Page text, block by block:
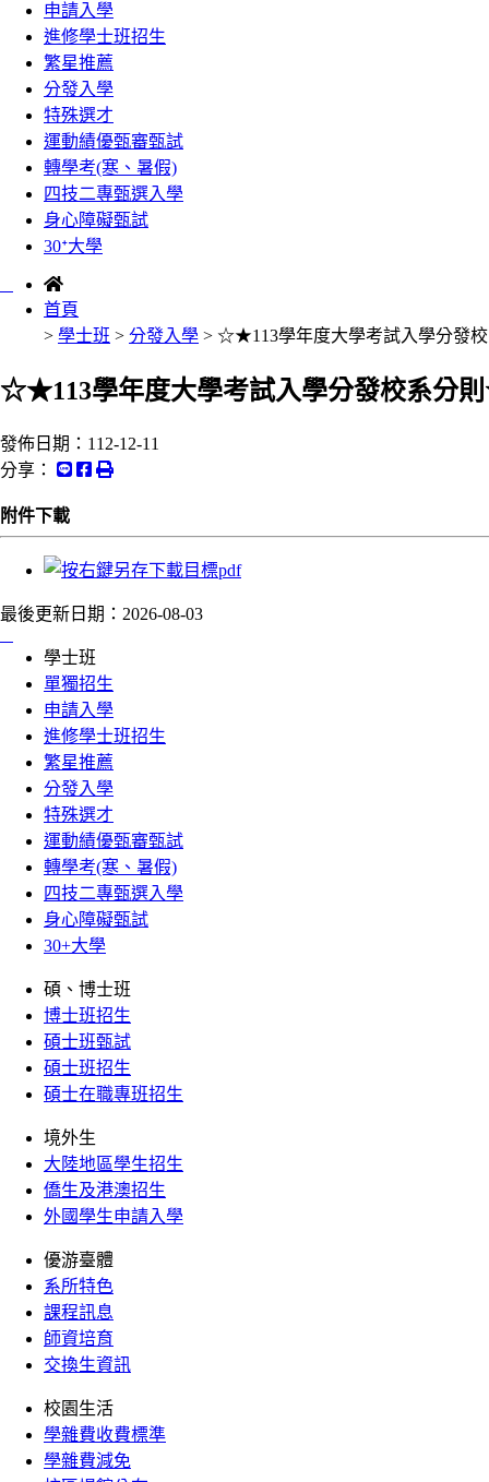
申請入學
進修學士班招生
繁星推薦
分發入學
特殊選才
運動績優甄審甄試
轉學考(寒、暑假)
四技二專甄選入學
身心障礙甄試
30ᐩ大學
首頁
> 學士班 > 分發入學 > ☆★113學年度大學考試入學分發
☆★113學年度大學考試入學分發校系分
發佈日期： 112-12-11
分享：
附件下載
最後更新日期： 2026-08-03
學士班
單獨招生
申請入學
進修學士班招生
繁星推薦
分發入學
特殊選才
運動績優甄審甄試
轉學考(寒、暑假)
四技二專甄選入學
身心障礙甄試
30+大學
碩、博士班
博士班招生
碩士班甄試
碩士班招生
碩士在職專班招生
境外生
大陸地區學生招生
僑生及港澳招生
外國學生申請入學
優游臺體
系所特色
課程訊息
師資培育
交換生資訊
校園生活
學雜費收費標準
學雜費減免